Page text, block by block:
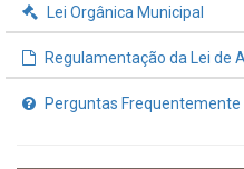
Lei Orgânica Municipal
Regulamentação da Lei de
Perguntas